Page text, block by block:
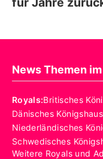
News Themen
Royals:Britisches
Dänisches Königshaus
Niederländisches
Schwedisches
Weitere Royals und